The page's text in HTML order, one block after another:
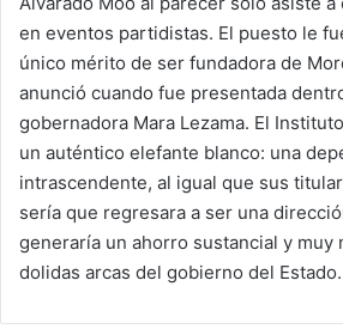
en eventos partidistas. El puesto le
único mérito de ser fundadora de
anunció cuando fue presentada
gobernadora Mara Lezama. El
un auténtico elefante blanco: una
intrascendente, al igual que sus
sería que regresara a ser una
generaría un ahorro sustancial y muy
dolidas arcas del gobierno del Estado.